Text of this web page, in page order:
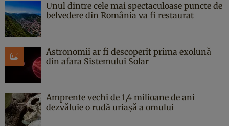
Unul dintre cele mai spectaculoase puncte de
belvedere din România va fi restaurat
Astronomii ar fi descoperit prima exolună
din afara Sistemului Solar
Amprente vechi de 1,4 milioane de ani
dezvăluie o rudă uriașă a omului